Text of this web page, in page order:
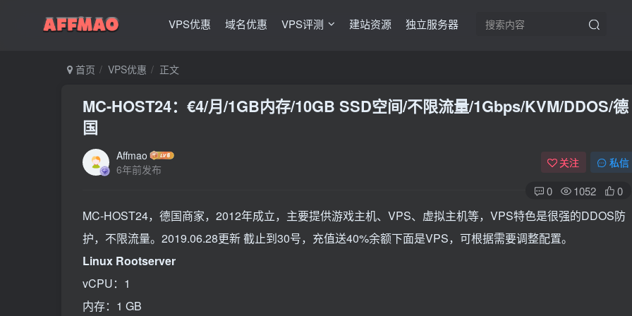
VPS优惠 域名优惠 VPS评测 建站资源 独立服务器
首页 VPS优惠 正文
MC-HOST24：€4/月/1GB内存/10GB SSD空间/不限流量/1Gbps/KVM/DDOS/德
国
Affmao
6年前发布
关注 私信
0 1052 0
MC-HOST24，德国商家，2012年成立，主要提供游戏主机、VPS、虚拟主机等，VPS特色是很强的DDOS防
护，不限流量。2019.06.28更新 截止到30号，充值送40%余额下面是VPS，可根据需要调整配置。
Linux Rootserver
vCPU：1
内存：1 GB